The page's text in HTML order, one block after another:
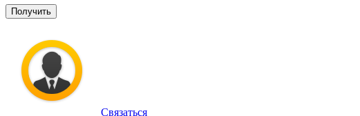
Получить
Связаться